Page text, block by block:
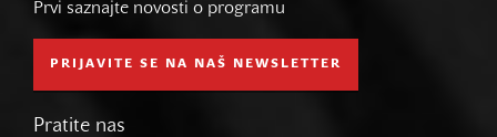
Prvi saznajte novosti o programu
PRIJAVITE SE NA NAŠ NEWSLETTER
Pratite nas